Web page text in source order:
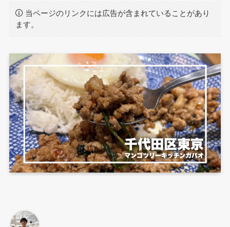
当ページのリンクには広告が含まれていることがあり
ます。